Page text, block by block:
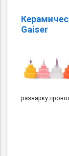
Gaiser
разварку